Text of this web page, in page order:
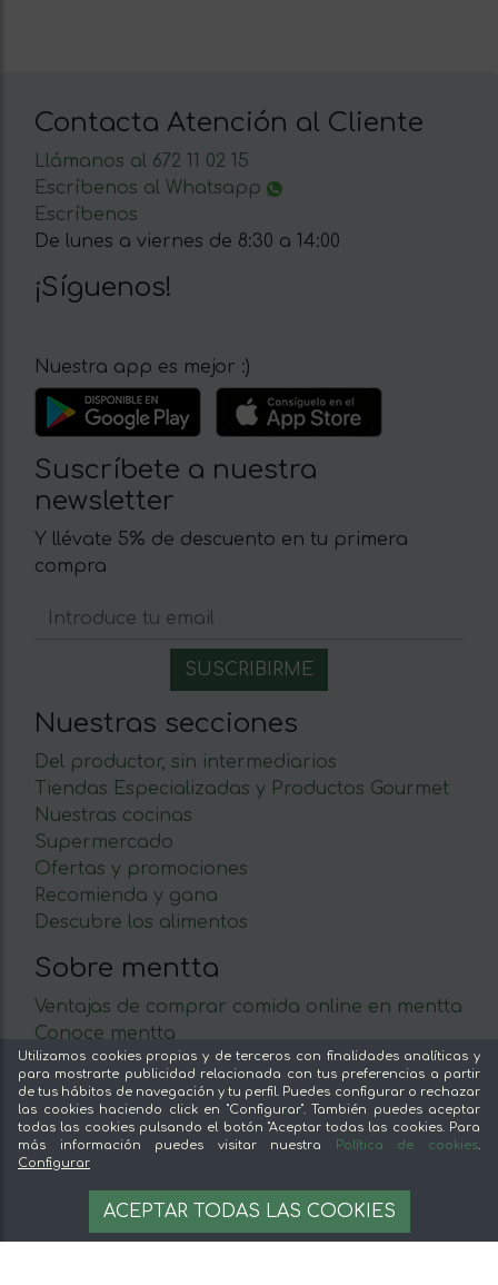
OPCIONES
Contacta Atención al Cliente
Llámanos al 672 11 02 15
Escríbenos al Whatsapp
Escríbenos
De lunes a viernes de 8:30 a 14:00
¡Síguenos!
Nuestra app es mejor :)
Suscríbete a nuestra
newsletter
Y llévate 5% de descuento en tu primera
compra
Nuestras secciones
Del productor, sin intermediarios
Tiendas Especializadas y Productos Gourmet
Nuestras cocinas
Supermercado
Ofertas y promociones
Recomienda y gana
Descubre los alimentos
Sobre mentta
Ventajas de comprar comida online en mentta
Conoce mentta
Blog de mentta
Vende en mentta
Fidelización
Preguntas frecuentes
Legal
Utilizamos cookies propias y de terceros con finalidades analíticas y
para mostrarte publicidad relacionada con tus preferencias a partir
de tus hábitos de navegación y tu perfil. Puedes configurar o rechazar
las cookies haciendo click en "Configurar". También puedes aceptar
todas las cookies pulsando el botón "Aceptar todas las cookies. Para
más información puedes visitar nuestra
Política de cookies.
Configurar
ACEPTAR TODAS LAS COOKIES